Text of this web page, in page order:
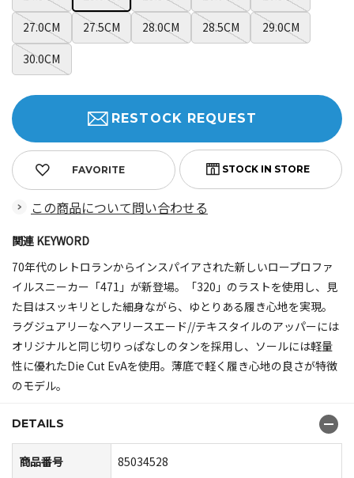
27.0CM
27.5CM 28.0CM 28.5CM
29.0CM
30.0CM
FAVORITE
RESTOCK REQUEST
この商品について問い合わせる
関連 KEYWORD
70年代のレトロランからインスパイアされた新しいロープロファ
イルスニーカー「471」が新登場。「320」のラストを使用し、見
た目はスッキリとした細身ながら、ゆとりある履き心地を実現。
ラグジュアリーなヘアリースエード//テキスタイルのアッパーには
オリジナルと同じ切りっぱなしのタンを採用し、ソールには軽量
性に優れたDie Cut EvAを使用。薄底で軽く履き心地の良さが特徴
のモデル。
DETAILS
商品番号 85034528